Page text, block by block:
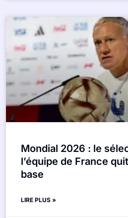
Mondial 2026 : le
l’équipe de France
base
LIRE PLUS »